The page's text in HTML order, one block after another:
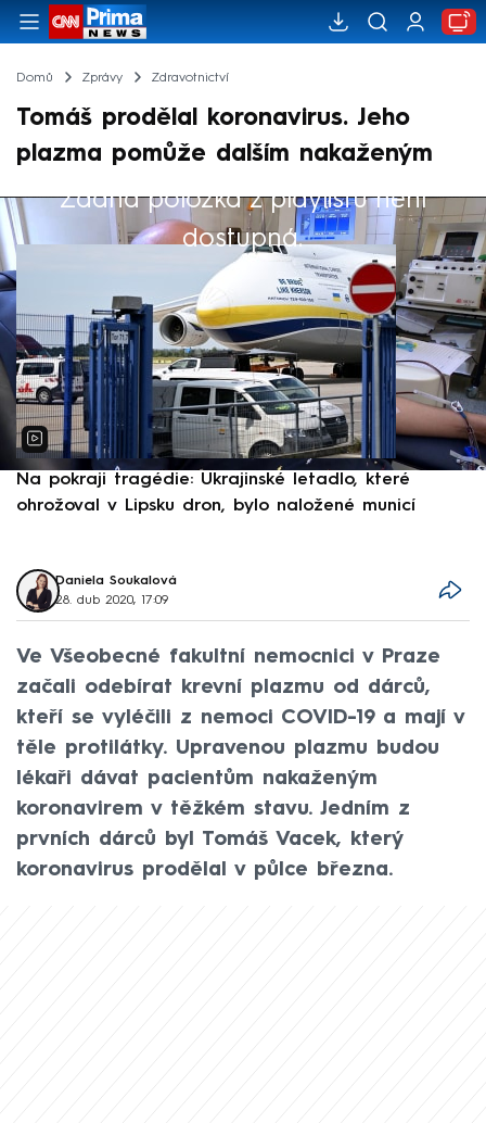
Domů Zprávy Zdravotnictví
Tomáš prodělal koronavirus. Jeho
plazma pomůže dalším nakaženým
Žádná položka z playlistu není
dostupná.
Výběr redakce
Na pokraji tragédie: Ukrajinské letadlo, které
ohrožoval v Lipsku dron, bylo naložené municí
Daniela Soukalová
28. dub 2020, 17:09
Ve Všeobecné fakultní nemocnici v Praze
začali odebírat krevní plazmu od dárců,
kteří se vyléčili z nemoci COVID-19 a mají v
těle protilátky. Upravenou plazmu budou
lékaři dávat pacientům nakaženým
koronavirem v těžkém stavu. Jedním z
prvních dárců byl Tomáš Vacek, který
koronavirus prodělal v půlce března.